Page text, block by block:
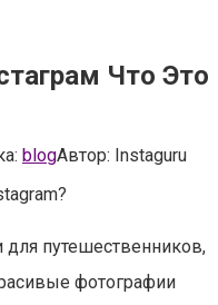
Что Это
blogАвтор: Instaguru
путешественников,
фотографии